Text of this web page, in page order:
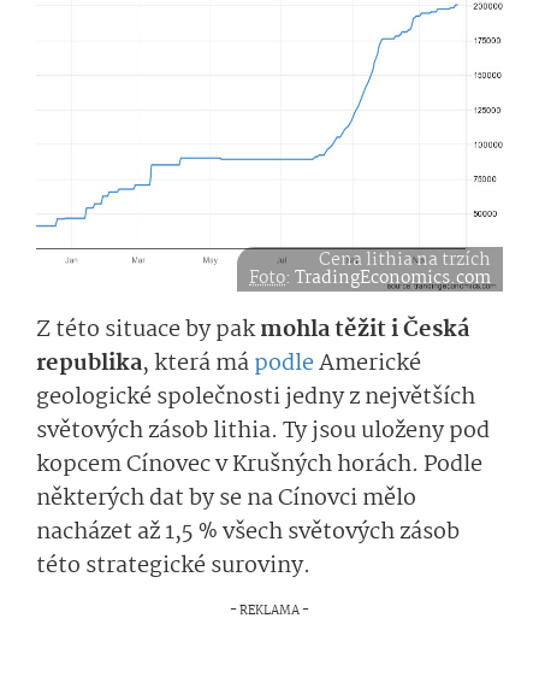
Cena lithia na trzích
Foto: TradingEconomic­s.com
Z této situace by pakmohla těžit i Česká
republika, která mápodleAmerické
geologické společnosti jedny z největších
světových zásob lithia. Ty jsou uloženy pod
kopcem Cínovec v Krušných horách. Podle
některých dat by se na Cínovci mělo
nacházet až 1,5 % všech světových zásob
této strategické suroviny.